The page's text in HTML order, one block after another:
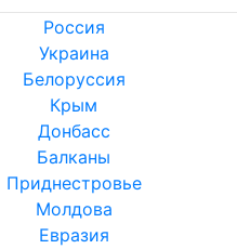
Россия
Украина
Белоруссия
Крым
Донбасс
Балканы
Приднестровье
Молдова
Евразия